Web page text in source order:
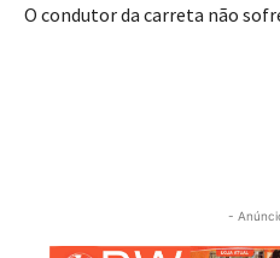
O condutor da carreta não
-